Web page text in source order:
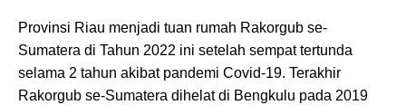
Provinsi Riau menjadi tuan rumah Rakorgub se-
Sumatera di Tahun 2022 ini setelah sempat tertunda
selama 2 tahun akibat pandemi Covid-19. Terakhir
Rakorgub se-Sumatera dihelat di Bengkulu pada 2019